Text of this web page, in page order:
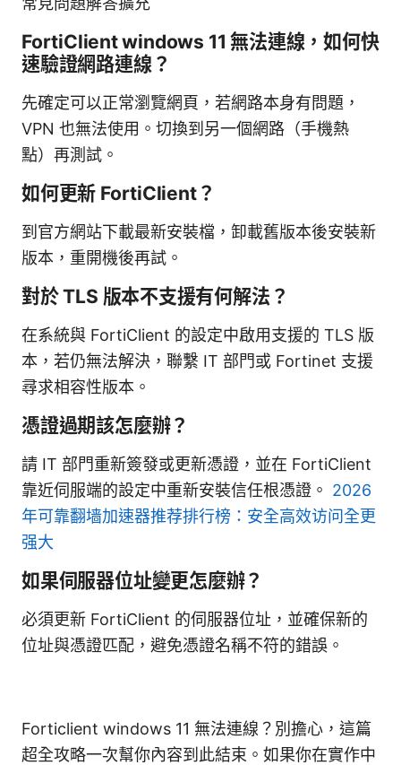
FortiClient windows 11 無法連線，如何快
速驗證網路連線？
先確定可以正常瀏覽網頁，若網路本身有問題，
VPN 也無法使用。切換到另一個網路（手機熱
點）再測試。
如何更新 FortiClient？
到官方網站下載最新安裝檔，卸載舊版本後安裝新
版本，重開機後再試。
對於 TLS 版本不支援有何解法？
在系統與 FortiClient 的設定中啟用支援的 TLS 版
本，若仍無法解決，聯繫 IT 部門或 Fortinet 支援
尋求相容性版本。
憑證過期該怎麼辦？
請 IT 部門重新簽發或更新憑證，並在 FortiClient
靠近伺服端的設定中重新安裝信任根憑證。 2026
年可靠翻墙加速器推荐排行榜：安全高效访问全更
强大
如果伺服器位址變更怎麼辦？
必須更新 FortiClient 的伺服器位址，並確保新的
位址與憑證匹配，避免憑證名稱不符的錯誤。
Forticlient windows 11 無法連線？別擔心，這篇
超全攻略一次幫你內容到此結束。如果你在實作中